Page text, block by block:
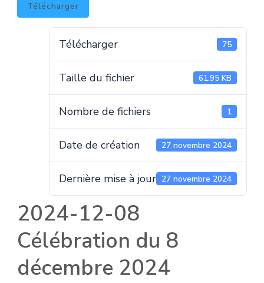
Télécharger
Télécharger 75
Taille du fichier 61.95 KB
Nombre de fichiers 1
Date de création 27 novembre 2024
Dernière mise à jour 27 novembre 2024
2024-12-08
Célébration du 8
décembre 2024